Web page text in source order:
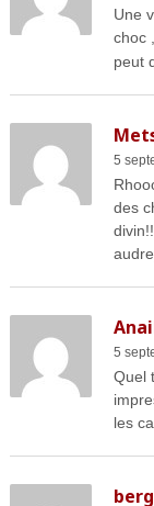
Une
choc
peut
5
des
divin!!
5
Quel
les